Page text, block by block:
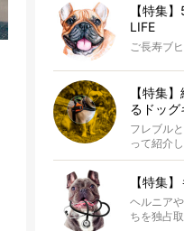
【特集
LIFE
ご長寿ブ
【特集
るドッグ
フレブル
って紹介
【特集
ヘルニア
ちを独占取